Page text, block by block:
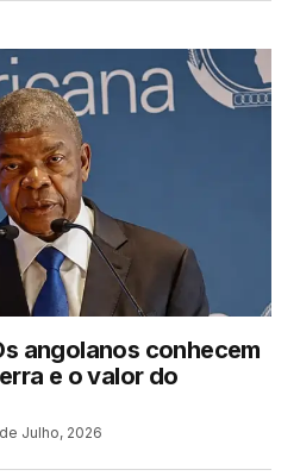
angolanos conhecem
e o valor do
Julho, 2026